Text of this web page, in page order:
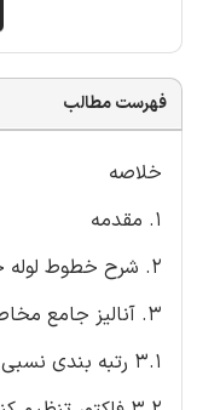
فهرست مطالب
خلاصه
1. مقدمه
2. شرح خطوط لوله خوراک و محصولات PETZONE
3. آنالیز جامع مخاطرات خطوط لوله
3.1 رتبه بندی نسبی خطوط لوله